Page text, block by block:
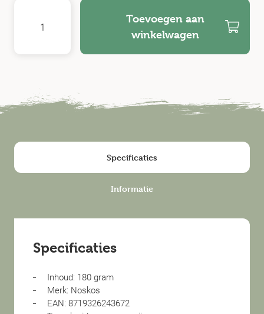
Toevoegen aan
winkelwagen
Specificaties
Informatie
Specificaties
Inhoud: 180 gram
Merk: Noskos
EAN: 8719326243672